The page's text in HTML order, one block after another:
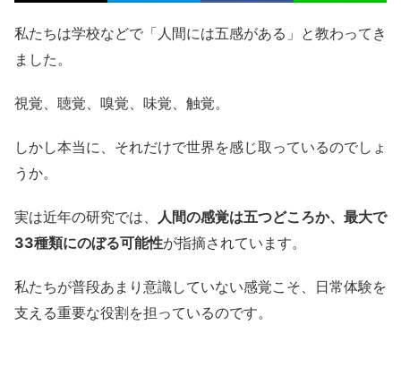
私たちは学校などで「人間には五感がある」と教わってき
ました。
視覚、聴覚、嗅覚、味覚、触覚。
しかし本当に、それだけで世界を感じ取っているのでしょ
うか。
実は近年の研究では、
人間の感覚は五つどころか、最大で
33種類にのぼる可能性が指摘されています。
私たちが普段あまり意識していない感覚こそ、日常体験を
支える重要な役割を担っているのです。